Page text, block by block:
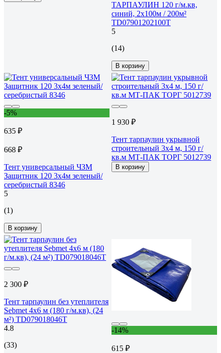
ТАРПАУЛИН 120 г/м.кв,
синий, 2x100м / 200м²
TD07901202100Т
5
(14)
В корзину
-5%
635 ₽
668 ₽
Тент универсальный ЧЗМ
Защитник 120 3х4м зеленый/
серебристый 8346
5
(1)
В корзину
1 930 ₽
Тент тарпаулин укрывной
строительный 3x4 м, 150 г/
кв.м МТ-ПАК ТОРГ 5012739
В корзину
2 300 ₽
Тент тарпаулин без утеплителя
Sebmet 4x6 м (180 г/м.кв), (24
м²) TD079018046Т
4.8
(33)
-14%
615 ₽